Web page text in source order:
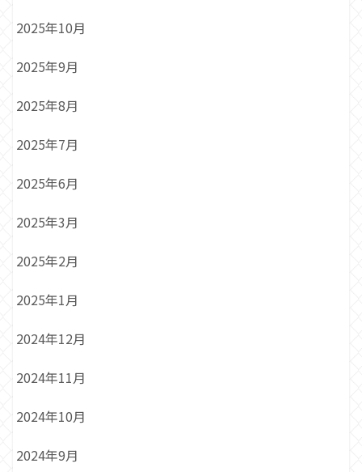
2025年10月
2025年9月
2025年8月
2025年7月
2025年6月
2025年3月
2025年2月
2025年1月
2024年12月
2024年11月
2024年10月
2024年9月